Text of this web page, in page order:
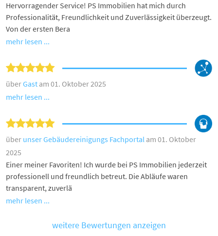
Hervorragender Service! PS Immobilien hat mich durch
Professionalität, Freundlichkeit und Zuverlässigkeit überzeugt.
Von der ersten Bera
mehr lesen ...
überGast am 01. Oktober 2025
mehr lesen ...
über unser Gebäudereinigungs Fachportal am 01. Oktober
2025
Einer meiner Favoriten! Ich wurde bei PS Immobilien jederzeit
professionell und freundlich betreut. Die Abläufe waren
transparent, zuverlä
mehr lesen ...
weitere Bewertungen anzeigen